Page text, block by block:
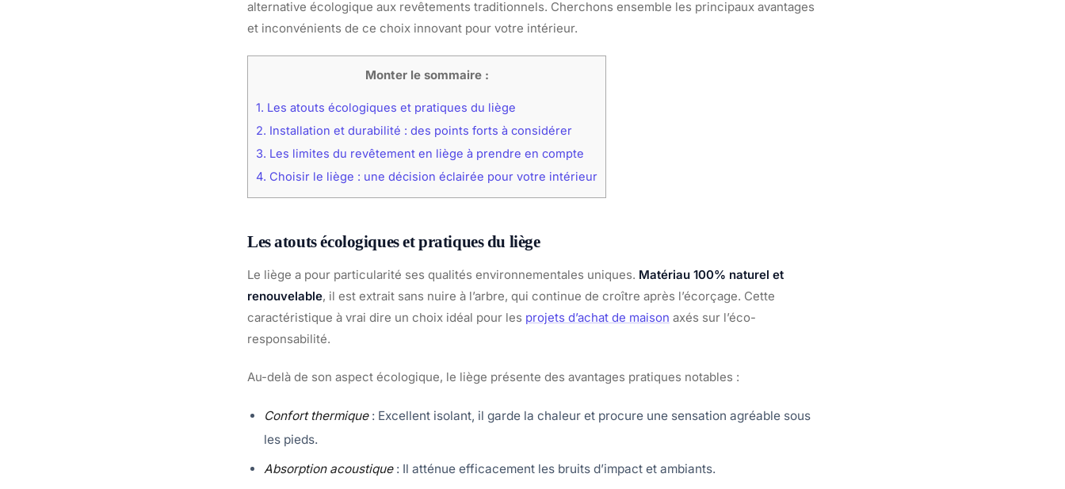
alternative écologique aux revêtements traditionnels. Cherchons ensemble les principaux avantages
et inconvénients de ce choix innovant pour votre intérieur.
Monter le sommaire :
1. Les atouts écologiques et pratiques du liège
2. Installation et durabilité : des points forts à considérer
3. Les limites du revêtement en liège à prendre en compte
4. Choisir le liège : une décision éclairée pour votre intérieur
Les atouts écologiques et pratiques du liège
Le liège a pour particularité ses qualités environnementales uniques. Matériau 100% naturel et
renouvelable, il est extrait sans nuire à l’arbre, qui continue de croître après l’écorçage. Cette
caractéristique à vrai dire un choix idéal pour les projets d’achat de maison axés sur l’éco-
responsabilité.
Au-delà de son aspect écologique, le liège présente des avantages pratiques notables :
Confort thermique: Excellent isolant, il garde la chaleur et procure une sensation agréable sous
les pieds.
Absorption acoustique: Il atténue efficacement les bruits d’impact et ambiants.